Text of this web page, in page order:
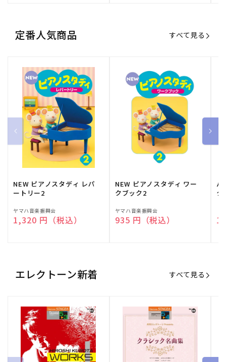
定番人気商品 すべて見る
NEW ピアノスタディ レパ
ートリー2
販
売
ヤマハ音楽振興会
通常価格
1,320 円（税込）
NEW ピアノスタディ ワー
クブック2
販
売
ヤマハ音楽振興会
通常価格
935 円（税込）
バ
ク
売
エレクトーン新着 すべて見る